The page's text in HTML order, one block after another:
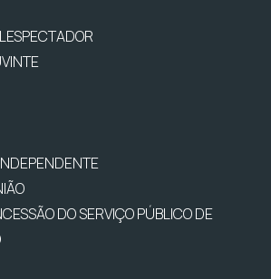
DO SERVIÇO PÚBLICO DE